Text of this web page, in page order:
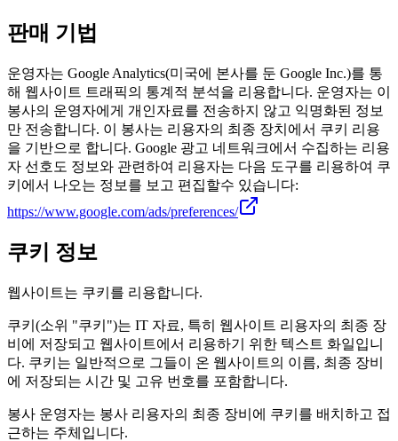
판매 기법
운영자는 Google Analytics(미국에 본사를 둔 Google Inc.)를 통
해 웹사이트 트래픽의 통계적 분석을 리용합니다. 운영자는 이
봉사의 운영자에게 개인자료를 전송하지 않고 익명화된 정보
만 전송합니다. 이 봉사는 리용자의 최종 장치에서 쿠키 리용
을 기반으로 합니다. Google 광고 네트워크에서 수집하는 리용
자 선호도 정보와 관련하여 리용자는 다음 도구를 리용하여 쿠
키에서 나오는 정보를 보고 편집할수 있습니다:
https://www.google.com/ads/preferences/
쿠키 정보
웹사이트는 쿠키를 리용합니다.
쿠키(소위 "쿠키")는 IT 자료, 특히 웹사이트 리용자의 최종 장
비에 저장되고 웹사이트에서 리용하기 위한 텍스트 화일입니
다. 쿠키는 일반적으로 그들이 온 웹사이트의 이름, 최종 장비
에 저장되는 시간 및 고유 번호를 포함합니다.
봉사 운영자는 봉사 리용자의 최종 장비에 쿠키를 배치하고 접
근하는 주체입니다.